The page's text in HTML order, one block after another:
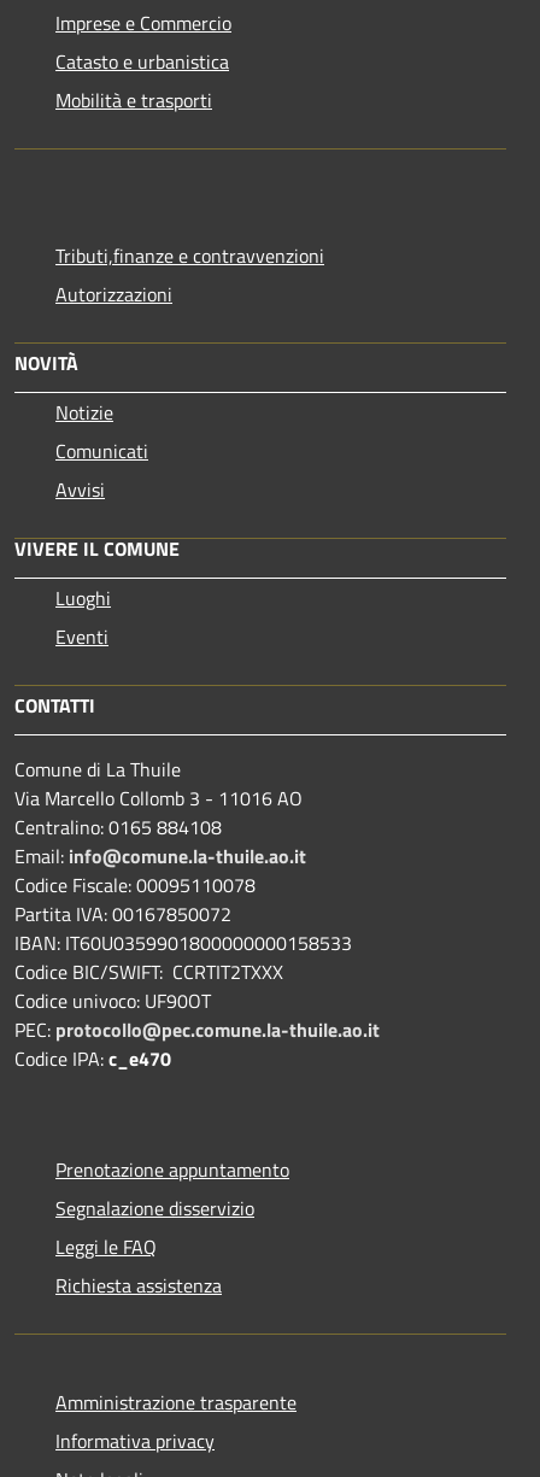
Imprese e Commercio
Catasto e urbanistica
Mobilità e trasporti
Tributi,finanze e contravvenzioni
Autorizzazioni
NOVITÀ
Notizie
Comunicati
Avvisi
VIVERE IL COMUNE
Luoghi
Eventi
CONTATTI
Comune di La Thuile
Via Marcello Collomb 3 - 11016 AO
Centralino: 0165 884108
Email: info@comune.la-thuile.ao.it
Codice Fiscale: 00095110078
Partita IVA: 00167850072
IBAN: IT60U0359901800000000158533
Codice BIC/SWIFT: CCRTIT2TXXX
Codice univoco: UF90OT
PEC: protocollo@pec.comune.la-thuile.ao.it
Codice IPA:c_e470
Prenotazione appuntamento
Segnalazione disservizio
Leggi le FAQ
Richiesta assistenza
Amministrazione trasparente
Informativa privacy